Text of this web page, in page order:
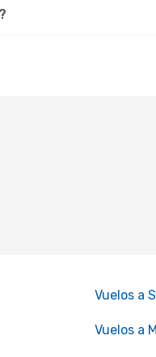
Vuelos a
Vuelos a